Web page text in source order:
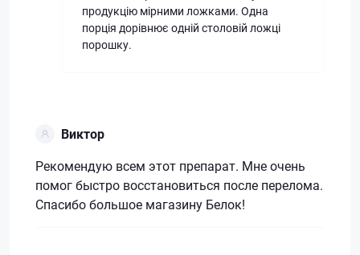
продукцію мірними ложками. Одна
порція дорівнює одній столовій ложці
порошку.
Виктор
Рекомендую всем этот препарат. Мне очень
помог быстро восстановиться после перелома.
Спасибо большое магазину Белок!